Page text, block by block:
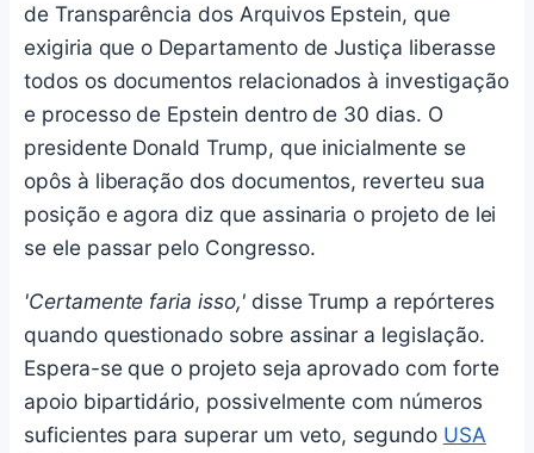
de Transparência dos Arquivos Epstein, que
exigiria que o Departamento de Justiça liberasse
todos os documentos relacionados à investigação
e processo de Epstein dentro de 30 dias. O
presidente Donald Trump, que inicialmente se
opôs à liberação dos documentos, reverteu sua
posição e agora diz que assinaria o projeto de lei
se ele passar pelo Congresso.
'Certamente faria isso,'disse Trump a repórteres
quando questionado sobre assinar a legislação.
Espera-se que o projeto seja aprovado com forte
apoio bipartidário, possivelmente com números
suficientes para superar um veto, segundo USA